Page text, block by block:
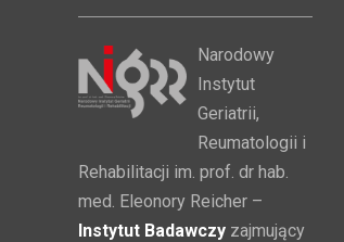
Narodowy
Instytut
Geriatrii,
Reumatologii i
Rehabilitacji im. prof. dr hab.
med. Eleonory Reicher –
Instytut Badawczy zajmujący